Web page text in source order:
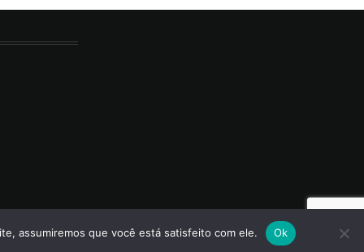
assumiremos que você está satisfeito com ele. Ok